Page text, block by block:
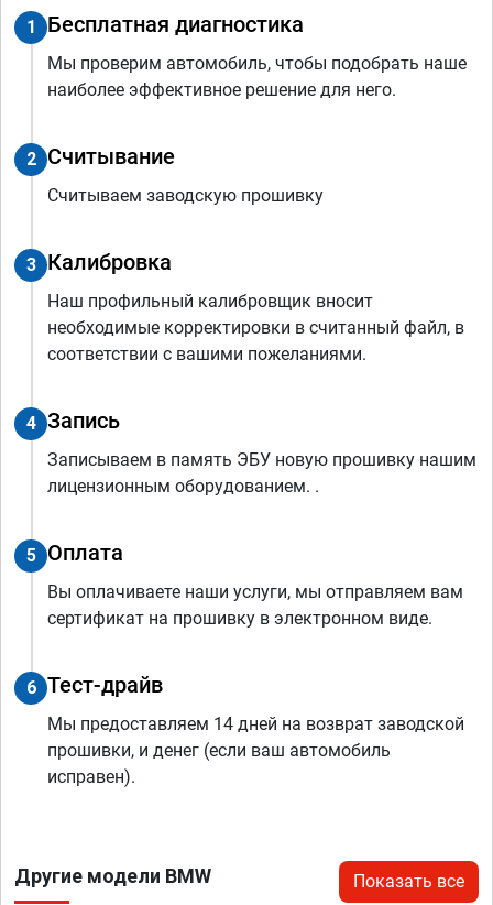
1 Бесплатная диагностика
Мы проверим автомобиль, чтобы подобрать наше
наиболее эффективное решение для него.
2 Считывание
Считываем заводскую прошивку
3 Калибровка
Наш профильный калибровщик вносит
необходимые корректировки в считанный файл, в
соответствии с вашими пожеланиями.
4 Запись
Записываем в память ЭБУ новую прошивку нашим
лицензионным оборудованием. .
5 Оплата
Вы оплачиваете наши услуги, мы отправляем вам
сертификат на прошивку в электронном виде.
6 Тест-драйв
Мы предоставляем 14 дней на возврат заводской
прошивки, и денег (если ваш автомобиль
исправен).
Другие модели BMW Показать все